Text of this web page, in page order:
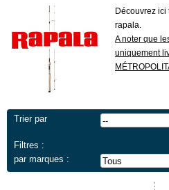
Découvrez
rapala.
A noter que
uniquement
Trier par
Filtres :
par marques :